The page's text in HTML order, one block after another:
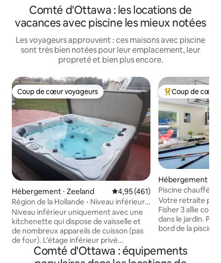
Comté d'Ottawa : les locations de
vacances avec piscine les mieux notées
Les voyageurs approuvent : ces maisons avec piscine
sont très bien notées pour leur emplacement, leur
propreté et bien plus encore.
Coup de cœur voyageurs
Coup de cœur voyageurs
Hébergement ⋅ Zeeland Évaluation moyenne sur la
4,95 (461)
Région de la Hollande - Niveau inférieur
uniquement - pas de niveau supérieur
Niveau inférieur uniquement avec une
kitchenette qui dispose de vaisselle et
de nombreux appareils de cuisson (pas
de four). L'étage inférieur privé
comprend 2 chambres, 3 lits queen size,
1 lit simple, une salle de bain privée
Coups de cœur
Coup de cœur
Hébergement ⋅
es
Piscine chauffée
Bar sportif
Votre retraite
Fisher 3 allie
dans le jardin.
bord de la piscine
des nuits dans
ou du jacuzzi
Comté d'Ottawa : équipements